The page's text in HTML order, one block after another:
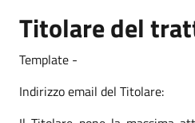
Titolare del
Template -
Indirizzo email del Titolare: